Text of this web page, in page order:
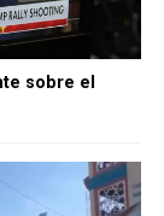
sobre el